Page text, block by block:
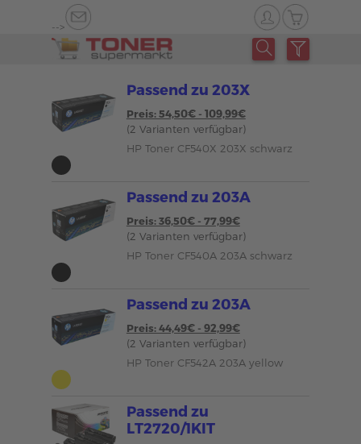
-->
Passend zu 203X
Preis: 54,50€ - 109,99€
(2 Varianten verfügbar)
HP Toner CF540X 203X schwarz
Passend zu 203A
Preis: 36,50€ - 77,99€
(2 Varianten verfügbar)
HP Toner CF540A 203A schwarz
Passend zu 203A
Preis: 44,49€ - 92,99€
(2 Varianten verfügbar)
HP Toner CF542A 203A yellow
Passend zu
LT2720/1KIT